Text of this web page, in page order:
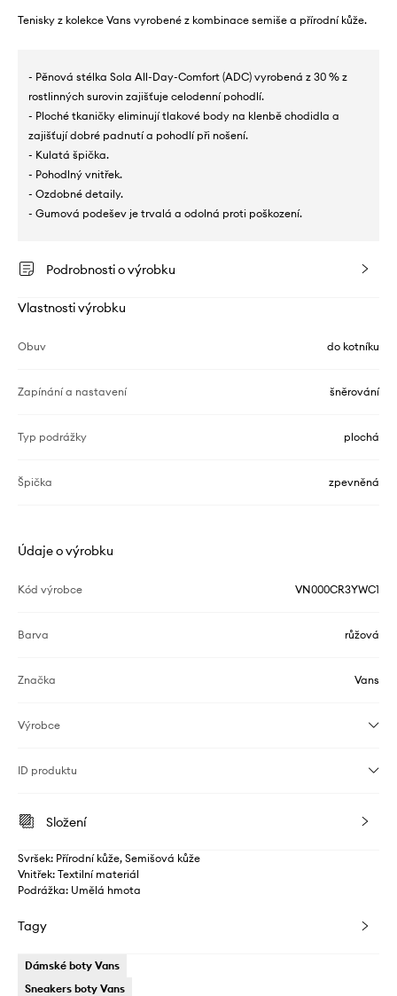
Tenisky z kolekce Vans vyrobené z kombinace semiše a přírodní kůže.
- Pěnová stélka Sola All-Day-Comfort (ADC) vyrobená z 30 % z
rostlinných surovin zajišťuje celodenní pohodlí.
- Ploché tkaničky eliminují tlakové body na klenbě chodidla a
zajišťují dobré padnutí a pohodlí při nošení.
- Kulatá špička.
- Pohodlný vnitřek.
- Ozdobné detaily.
- Gumová podešev je trvalá a odolná proti poškození.
Podrobnosti o výrobku
Vlastnosti výrobku
Obuv do kotníku
Zapínání a nastavení šněrování
Typ podrážky plochá
Špička zpevněná
Údaje o výrobku
Kód výrobce VN000CR3YWC1
Barva růžová
Značka Vans
Výrobce
ID produktu
Složení
Svršek: Přírodní kůže, Semišová kůže
Vnitřek: Textilní materiál
Podrážka: Umělá hmota
Tagy
Dámské boty Vans
Sneakers boty Vans